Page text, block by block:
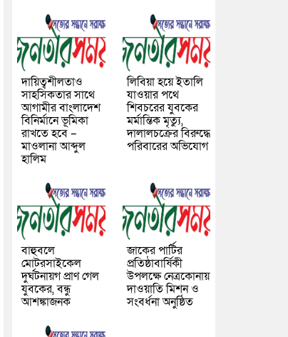
দায়িত্বশীলতাও
সাহসিকতার সাথে
আগামীর বাংলাদেশ
বিনির্মানে ভূমিকা
রাখতে হবে –
মাওলানা আব্দুল
হালিম
লিবিয়া হয়ে ইতালি
যাওয়ার পথে
শিবচরের যুবকের
মর্মান্তিক মৃত্যু,
দালালচক্রের বিরুদ্ধে
পরিবারের অভিযোগ
বাহুবলে
মোটরসাইকেল
দুর্ঘটনায়গ প্রাণ গেল
যুবকের, বন্ধু
আশঙ্কাজনক
জাকের পার্টির
প্রতিষ্ঠাবার্ষিকী
উপলক্ষে নেত্রকোনায়
দাওয়াতি মিশন ও
সংবর্ধনা অনুষ্ঠিত